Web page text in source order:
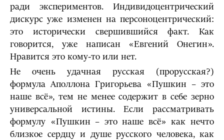
ради экспериментов. Индивидоцентрический
дискурс уже изменен на персоноцентрический:
это исторически свершившийся факт. Как
говорится, уже написан «Евгений Онегин».
Нравится это кому-то или нет.
Не очень удачная русская (прорусская?)
формула Аполлона Григорьева «Пушкин – это
наше всё», тем не менее содержит в себе зерно
универсальной истины. Если рассматривать
формулу «Пушкин – это наше всё» как нечто
близкое сердцу и душе русского человека, как